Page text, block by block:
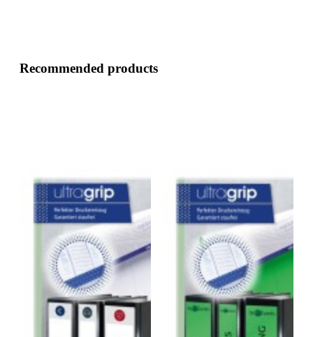
Recommended products